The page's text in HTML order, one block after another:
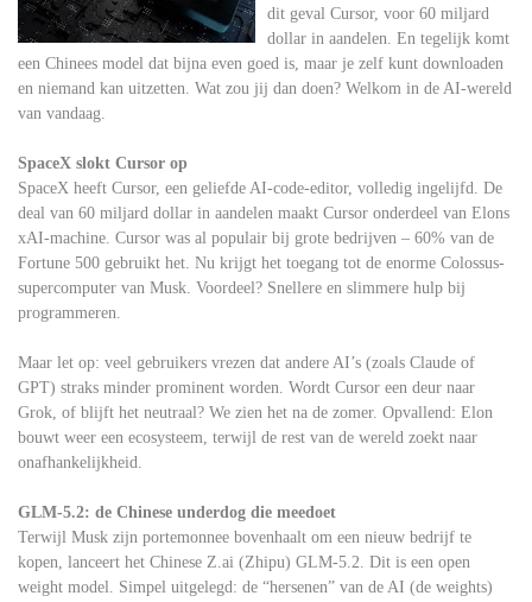
dit geval Cursor, voor 60 miljard
dollar in aandelen. En tegelijk komt
een Chinees model dat bijna even goed is, maar je zelf kunt downloaden
en niemand kan uitzetten. Wat zou jij dan doen? Welkom in de AI-wereld
van vandaag.
SpaceX slokt Cursor op
SpaceX heeft Cursor, een geliefde AI-code-editor, volledig ingelijfd. De
deal van 60 miljard dollar in aandelen maakt Cursor onderdeel van Elons
xAI-machine. Cursor was al populair bij grote bedrijven – 60% van de
Fortune 500 gebruikt het. Nu krijgt het toegang tot de enorme Colossus-
supercomputer van Musk. Voordeel? Snellere en slimmere hulp bij
programmeren.
Maar let op: veel gebruikers vrezen dat andere AI’s (zoals Claude of
GPT) straks minder prominent worden. Wordt Cursor een deur naar
Grok, of blijft het neutraal? We zien het na de zomer. Opvallend: Elon
bouwt weer een ecosysteem, terwijl de rest van de wereld zoekt naar
onafhankelijkheid.
GLM-5.2: de Chinese underdog die meedoet
Terwijl Musk zijn portemonnee bovenhaalt om een nieuw bedrijf te
kopen, lanceert het Chinese Z.ai (Zhipu) GLM-5.2. Dit is een open
weight model. Simpel uitgelegd: de “hersenen” van de AI (de weights)